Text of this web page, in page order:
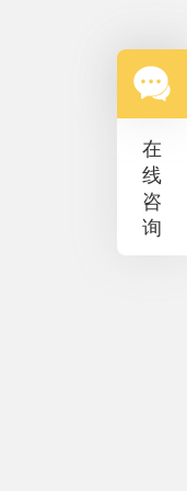
在
线
咨
询